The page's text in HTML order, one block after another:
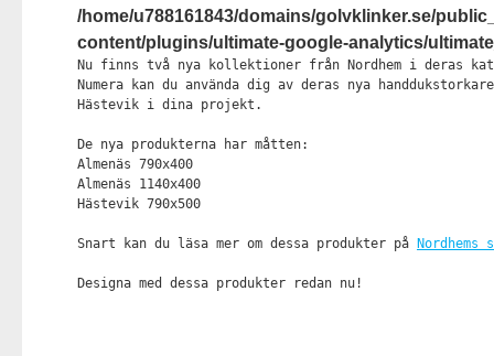
/home/u788161843/domains/golvklinker.se/
content/plugins/ultimate-google-analytics/
Nu finns två nya kollektioner från Nordhem i deras
Numera kan du använda dig av deras nya
Hästevik i dina projekt.
De nya produkterna har måtten:
Almenäs 790x400
Almenäs 1140x400
Hästevik 790x500
Snart kan du läsa mer om dessa produkter på Nordhems
Designa med dessa produkter redan nu!